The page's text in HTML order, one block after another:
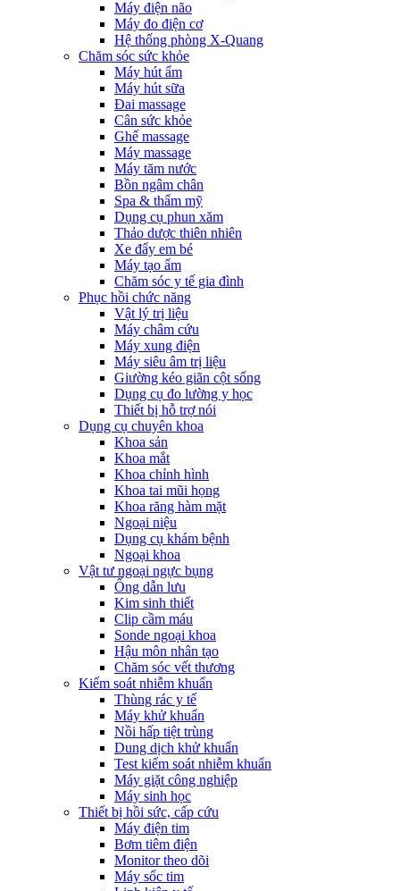
Máy điện não
Máy đo điện cơ
Hệ thống phòng X-Quang
Chăm sóc sức khỏe
Máy hút ẩm
Máy hút sữa
Đai massage
Cân sức khỏe
Ghế massage
Máy massage
Máy tăm nước
Bồn ngâm chân
Spa & thẩm mỹ
Dụng cụ phun xăm
Thảo dược thiên nhiên
Xe đẩy em bé
Máy tạo ẩm
Chăm sóc y tế gia đình
Phục hồi chức năng
Vật lý trị liệu
Máy châm cứu
Máy xung điện
Máy siêu âm trị liệu
Giường kéo giãn cột sống
Dụng cụ đo lường y học
Thiết bị hỗ trợ nói
Dụng cụ chuyên khoa
Khoa sản
Khoa mắt
Khoa chỉnh hình
Khoa tai mũi họng
Khoa răng hàm mặt
Ngoại niệu
Dụng cụ khám bệnh
Ngoại khoa
Vật tư ngoại ngực bụng
Ống dẫn lưu
Kim sinh thiết
Clip cầm máu
Sonde ngoại khoa
Hậu môn nhân tạo
Chăm sóc vết thương
Kiểm soát nhiễm khuẩn
Thùng rác y tế
Máy khử khuẩn
Nồi hấp tiệt trùng
Dung dịch khử khuẩn
Test kiểm soát nhiễm khuẩn
Máy giặt công nghiệp
Máy sinh học
Thiết bị hồi sức, cấp cứu
Máy điện tim
Bơm tiêm điện
Monitor theo dõi
Máy sốc tim